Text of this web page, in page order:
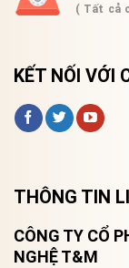
( Tất cả
KẾT NỐI VỚI
THÔNG TIN
CÔNG TY CỔ
NGHỆ T&M